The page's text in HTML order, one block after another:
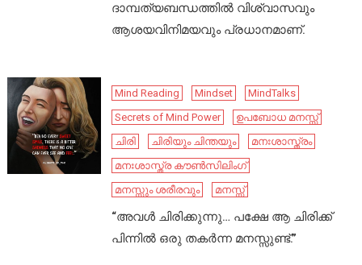
ദാമ്പത്യബന്ധത്തിൽ വിശ്വാസവും
ആശയവിനിമയവും പ്രധാനമാണ്.
Mind Reading Mindset
MindTalks
Secrets of Mind Power
ഉപബോധ മനസ്സ്
ചിരി
ചിരിയും ചിന്തയും
മനഃശാസ്ത്രം
മനഃശാസ്ത്ര കൗൺസിലിംഗ്
മനസ്സും ശരീരവും
മനസ്സ്
“അവൾ ചിരിക്കുന്നു… പക്ഷേ ആ ചിരിക്ക്
പിന്നിൽ ഒരു തകർന്ന മനസ്സുണ്ട്.”